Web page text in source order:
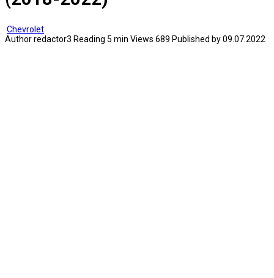
Chevrolet
Authorredactor3 Reading 5 min Views 689 Published by09.07.2022